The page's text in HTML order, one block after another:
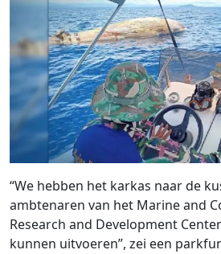
“We hebben het karkas naar de
ambtenaren van het Marine and
Research and Development
kunnen uitvoeren”, zei een